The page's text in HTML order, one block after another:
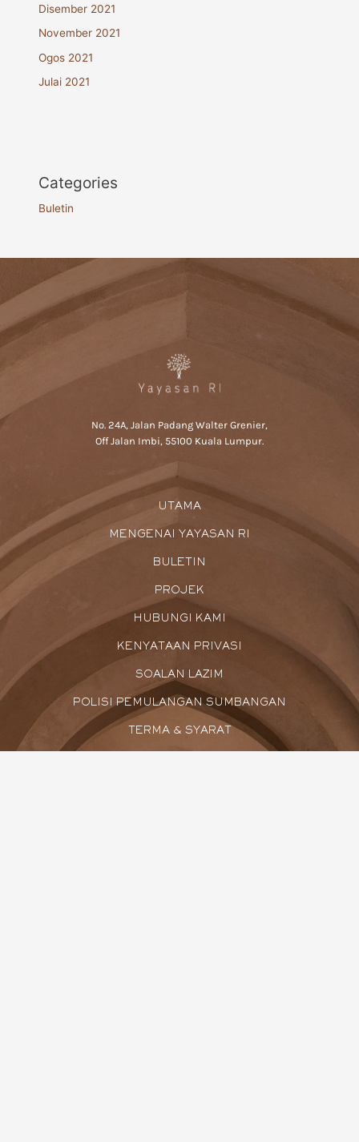
Disember 2021
November 2021
Ogos 2021
Julai 2021
Categories
Buletin
No. 24A, Jalan Padang Walter Grenier,
Off Jalan Imbi, 55100 Kuala Lumpur.
UTAMA
MENGENAI YAYASAN RI
BULETIN
PROJEK
HUBUNGI KAMI
KENYATAAN PRIVASI
SOALAN LAZIM
POLISI PEMULANGAN SUMBANGAN
TERMA & SYARAT